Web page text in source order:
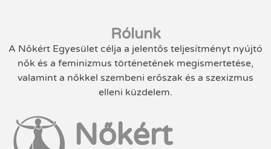
Rólunk
A Nőkért Egyesület célja a jelentős teljesítményt nyújtó
nők és a feminizmus történetének megismertetése,
valamint a nőkkel szembeni erőszak és a szexizmus
elleni küzdelem.
Nőkért